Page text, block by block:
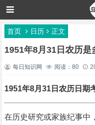
首页 日历 正文
1951年8月31日农历是
每日知识网 阅读：80
1951年8月31日农历日期
在历史研究或家族纪事中